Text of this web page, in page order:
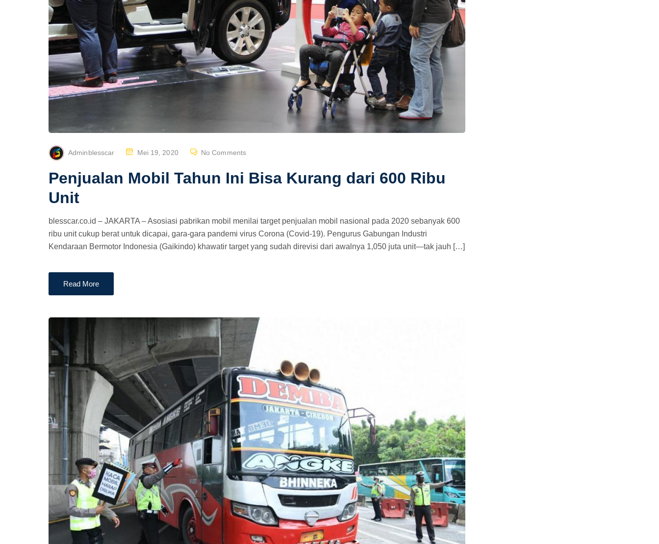
Adminblesscar
P
S
Mei 19, 2020 No Comments
Penjualan Mobil Tahun Ini Bisa Kurang dari 600 Ribu
Unit
blesscar.co.id – JAKARTA – Asosiasi pabrikan mobil menilai target penjualan mobil nasional pada 2020 sebanyak 600
ribu unit cukup berat untuk dicapai, gara-gara pandemi virus Corona (Covid-19). Pengurus Gabungan Industri
Kendaraan Bermotor Indonesia (Gaikindo) khawatir target yang sudah direvisi dari awalnya 1,050 juta unit—tak jauh […]
Read More